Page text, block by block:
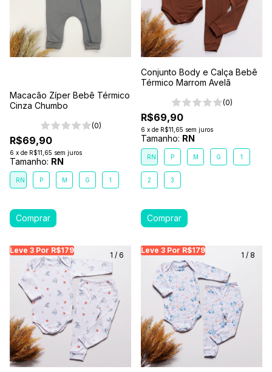
Macacão Zíper Bebê Térmico
Cinza Chumbo
(0)
R$69,90
6 x de R$11,65 sem juros
Tamanho: RN
RN P M G 1
Conjunto Body e Calça Bebê
Térmico Marrom Avelã
(0)
R$69,90
6 x de R$11,65 sem juros
Tamanho: RN
RN P M G 1
2 3
Leve 3 Por R$179
Leve 3 Por R$179 Leve 3 Por R$179
1 / 6
Leve 3 Por R$179
Leve 3 Por R$179
1 / 8